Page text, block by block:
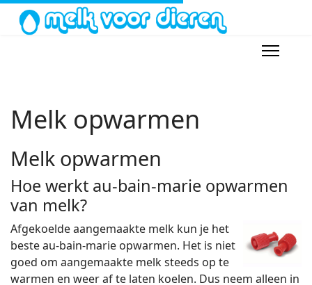
Melk opwarmen
Melk opwarmen
Hoe werkt au-bain-marie opwarmen
van melk?
Afgekoelde aangemaakte melk kun je het
beste au-bain-marie opwarmen. Het is niet
goed om aangemaakte melk steeds op te
warmen en weer af te laten koelen. Dus neem alleen in